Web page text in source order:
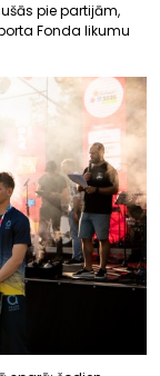
pie partijām,
Fonda likumu